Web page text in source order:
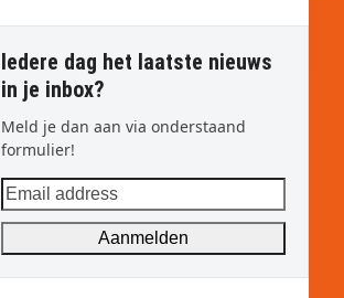
Iedere dag het laatste nieuws
in je inbox?
Meld je dan aan via onderstaand
formulier!
Email
address
Aanmelden